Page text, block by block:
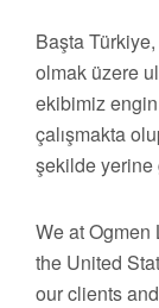
Başta
olmak üzere
ekibimiz
çalışmakta
şekilde yerine
We at Ogmen
the United
our clients